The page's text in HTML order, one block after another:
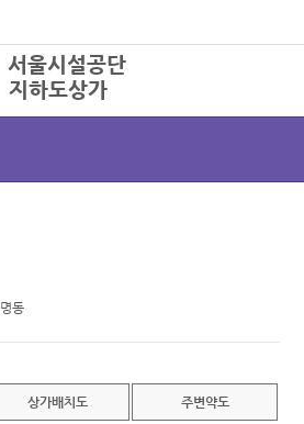
지하도상가
명동
상가배치도 주변약도